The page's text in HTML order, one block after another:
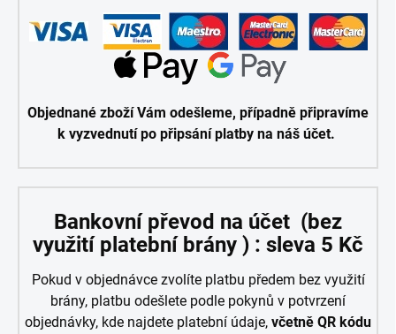
Objednané zboží Vám odešleme, případně připravíme
k vyzvednutí po připsání platby na náš účet.
Bankovní převod na účet (bez
využití platební brány ) : sleva 5 Kč
Pokud v objednávce zvolíte platbu předem bez využití
brány, platbu odešlete podle pokynů v potvrzení
objednávky, kde najdete platební údaje, včetně QR kódu